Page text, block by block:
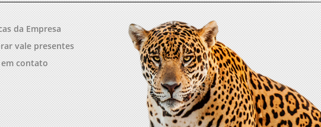
da Empresa
vale presentes
contato